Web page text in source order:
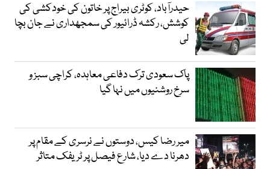
حیدرآباد، کوٹری بیراج پر خاتون کی خودکشی کی
کوشش، رکشہ ڈرائیور کی سمجھداری نے جان بچا
لی
پاک سعودی ترک دفاعی معاہدہ، کراچی سبز و
سرخ روشنیوں میں نہا گیا
میر رضا کیس، دوستوں نے نرسری کے مقام پر
دھرنا دے دیا، شارع فیصل پر ٹریفک متاثر